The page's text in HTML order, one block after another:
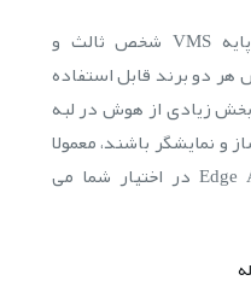
در عمل، اگر معماری شما بر پایه VMS شخص ثالث و
دو برند قابل استفاده
زیادی از هوش در لبه
و نمایشگر باشند، معمولا
پاناسونیک دست بازتری در Edge AI در اختیار شما می